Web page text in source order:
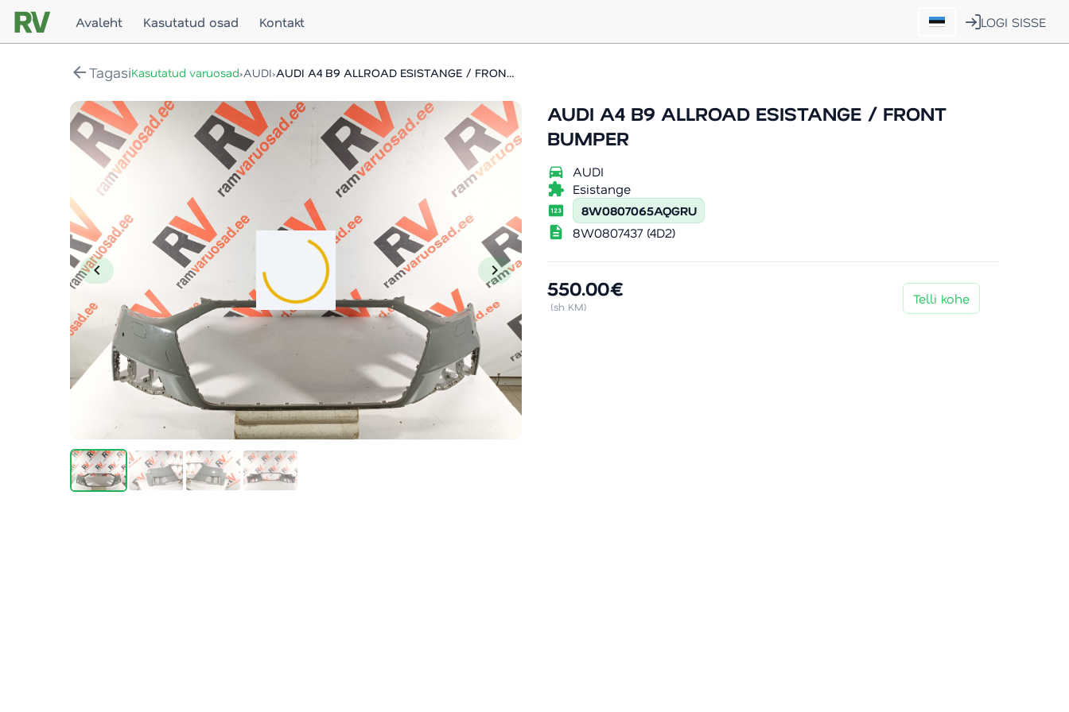
Avaleht Kasutatud osad Kontakt LOGI SISSE
arrow_backTagasiKasutatud varuosad›AUDI› AUDI A4 B9 ALLROAD ESISTANGE / FRONT BUMPER
chevron_left chevron_right
AUDI A4 B9 ALLROAD ESISTANGE / FRONT
BUMPER
directions_car AUDI
extension Esistange
pin 8W0807065AQGRU
description 8W0807437 (4D2)
550.00€
(sh KM) Telli kohe